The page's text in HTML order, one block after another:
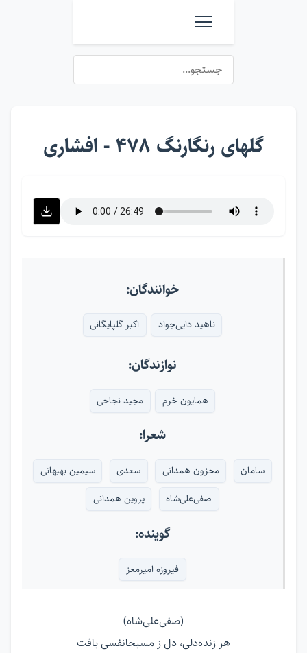
گلهای رنگارنگ ۴۷۸ - افشاری
خوانندگان:
ناهید دایی‌جواد اکبر گلپایگانی
نوازندگان:
همایون خرم مجید نجاحی
شعرا:
سامان محزون همدانی سعدی
سیمین بهبهانی
صفی‌علی‌شاه
پروین همدانی
گوینده:
فیروزه امیرمعز
(صفی‌علی‌شاه)
هر زنده‌دلی، دل ز مسیحانفسی یافت